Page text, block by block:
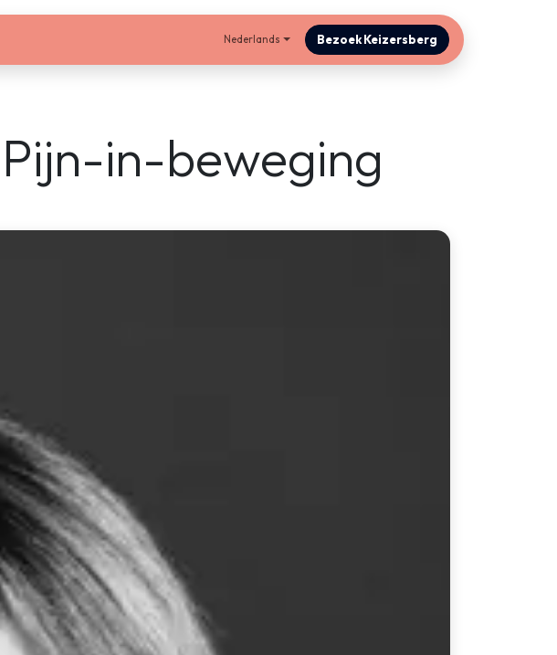
Nederlands Bezoek Keizersberg
in-beweging